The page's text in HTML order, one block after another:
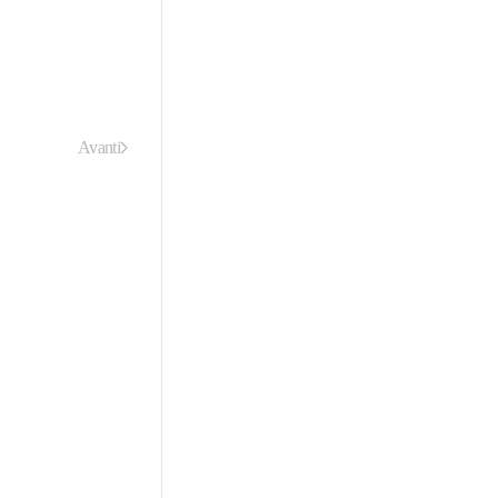
Avanti